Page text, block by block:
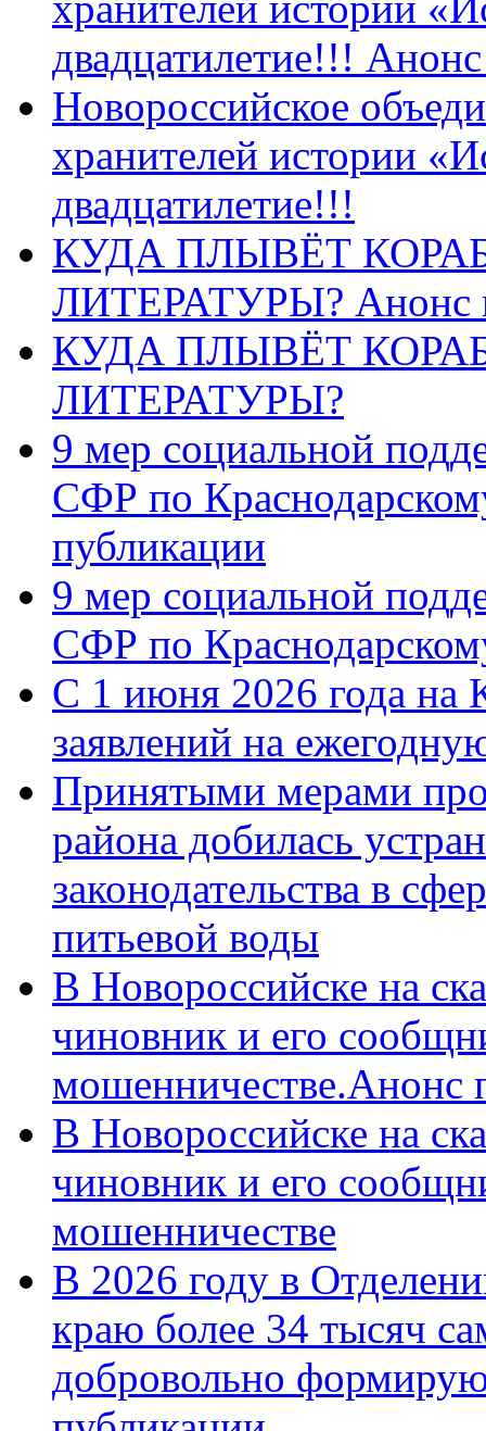
двадцатилетие!!!
Новороссийское
хранителей истории
двадцатилетие!!!
КУДА ПЛЫВЁТ
ЛИТЕРАТУРЫ? Анонс
КУДА ПЛЫВЁТ
ЛИТЕРАТУРЫ?
9 мер социальной
СФР по
публикации
9 мер социальной
СФР по
С 1 июня 2026 года на
заявлений на
Принятыми мерами
района добилась
законодательства в
питьевой воды
В Новороссийске на
чиновник и его
мошенничестве.Анонс
В Новороссийске на
чиновник и его
мошенничестве
В 2026 году в
краю более 34 тысяч
добровольно